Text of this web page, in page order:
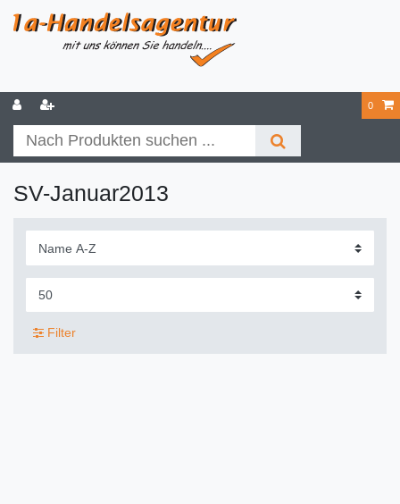
0
SV-Januar2013
Filter